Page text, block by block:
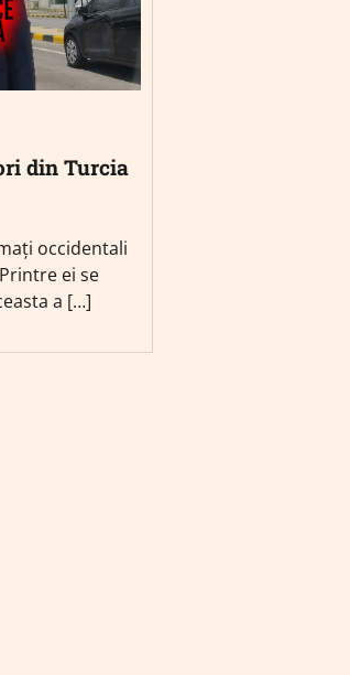
din Turcia
occidentali
ei se
a […]